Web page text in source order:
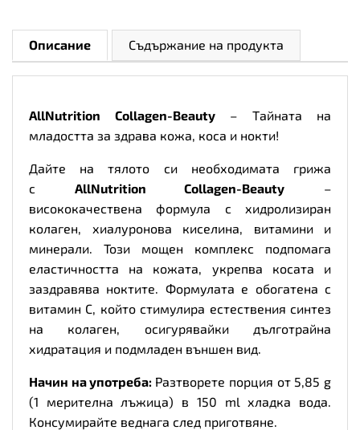
Вкус
Ягода,
Разфасовка
количество
Описание Съдържание на продукта
AllNutrition Collagen-Beauty– Тайната на
младостта за здрава кожа, коса и нокти!
Дайте на тялото си необходимата грижа
с AllNutrition Collagen-Beauty –
висококачествена формула с хидролизиран
колаген, хиалуронова киселина, витамини и
минерали. Този мощен комплекс подпомага
еластичността на кожата, укрепва косата и
заздравява ноктите. Формулата е обогатена с
витамин C, който стимулира естествения синтез
на колаген, осигурявайки дълготрайна
хидратация и подмладен външен вид.
Начин на употреба: Разтворете порция от 5,85 g
(1 мерителна лъжица) в 150 ml хладка вода.
Консумирайте веднага след приготвяне.